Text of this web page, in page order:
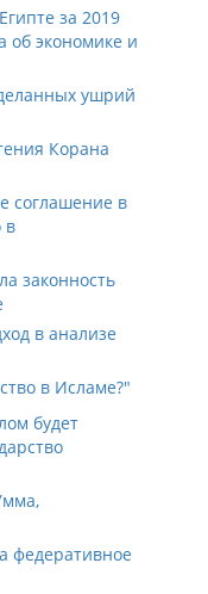
за 2019
об экономике и
ушрий
Корана
соглашение в
в
законность
в анализе
в Исламе?"
будет
федеративное